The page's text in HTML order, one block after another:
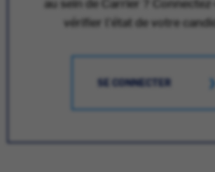
vérifier l'état de votre
SE CONNECTER